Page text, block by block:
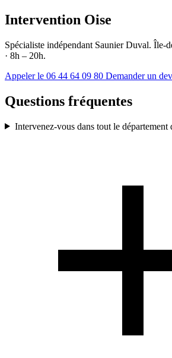
Intervention Oise
Spécialiste indépendant Saunier Duval.
· 8h – 20h.
Appeler le 06 44 64 09 80 Demander un
Questions fréquentes
Intervenez-vous dans tout le département